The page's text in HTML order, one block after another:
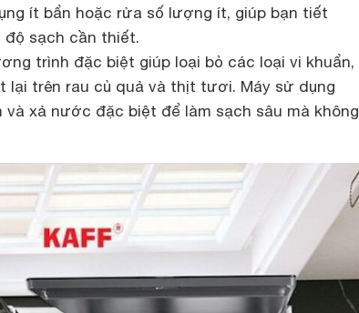
ít bẩn hoặc rửa số lượng ít, giúp bạn tiết
sạch cần thiết.
trình đặc biệt giúp loại bỏ các loại vi khuẩn,
lại trên rau củ quả và thịt tươi. Máy sử dụng
và xả nước đặc biệt để làm sạch sâu mà không